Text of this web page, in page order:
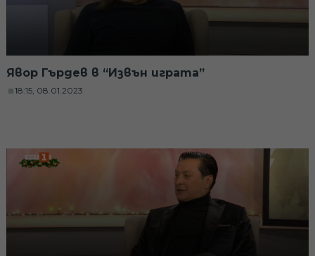
Явор Гърдев в “Извън играта”
18:15, 08.01.2023